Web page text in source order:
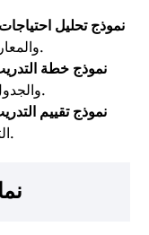
نموذج تحليل
والمعارف التي يحتاج الموظفون لتطويرها.
نموذج خطة
والجدول الزمني والمشاركين المستهدفين.
نموذج تقييم
التدريبية وتأثيرها على أداء الموظفين.